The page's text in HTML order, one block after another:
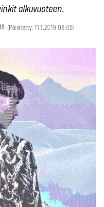
alkuvuoteen.
(Päivitetty: 11.1.2019 08:05)